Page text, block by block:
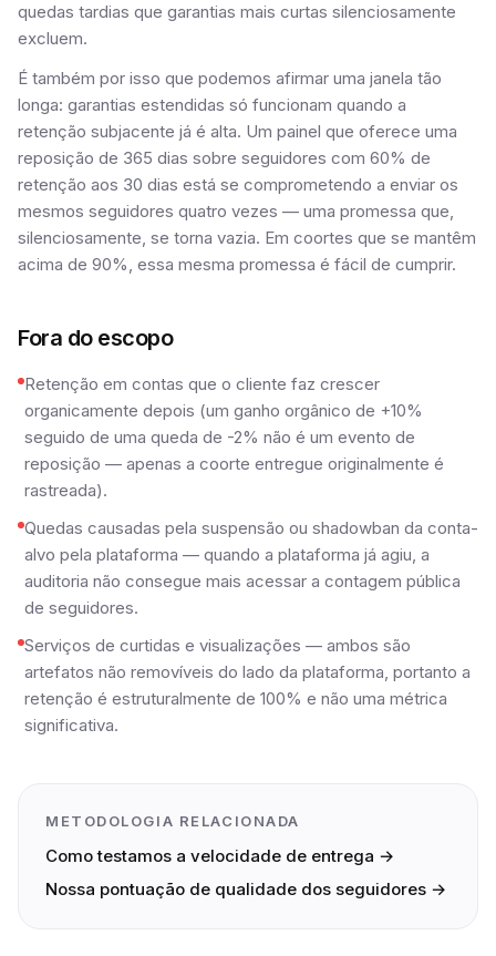
quedas tardias que garantias mais curtas silenciosamente
excluem.
É também por isso que podemos afirmar uma janela tão
longa: garantias estendidas só funcionam quando a
retenção subjacente já é alta. Um painel que oferece uma
reposição de 365 dias sobre seguidores com 60% de
retenção aos 30 dias está se comprometendo a enviar os
mesmos seguidores quatro vezes — uma promessa que,
silenciosamente, se torna vazia. Em coortes que se mantêm
acima de 90%, essa mesma promessa é fácil de cumprir.
Fora do escopo
Retenção em contas que o cliente faz crescer
organicamente depois (um ganho orgânico de +10%
seguido de uma queda de -2% não é um evento de
reposição — apenas a coorte entregue originalmente é
rastreada).
Quedas causadas pela suspensão ou shadowban da conta-
alvo pela plataforma — quando a plataforma já agiu, a
auditoria não consegue mais acessar a contagem pública
de seguidores.
Serviços de curtidas e visualizações — ambos são
artefatos não removíveis do lado da plataforma, portanto a
retenção é estruturalmente de 100% e não uma métrica
significativa.
METODOLOGIA RELACIONADA
Como testamos a velocidade de entrega →
Nossa pontuação de qualidade dos seguidores →